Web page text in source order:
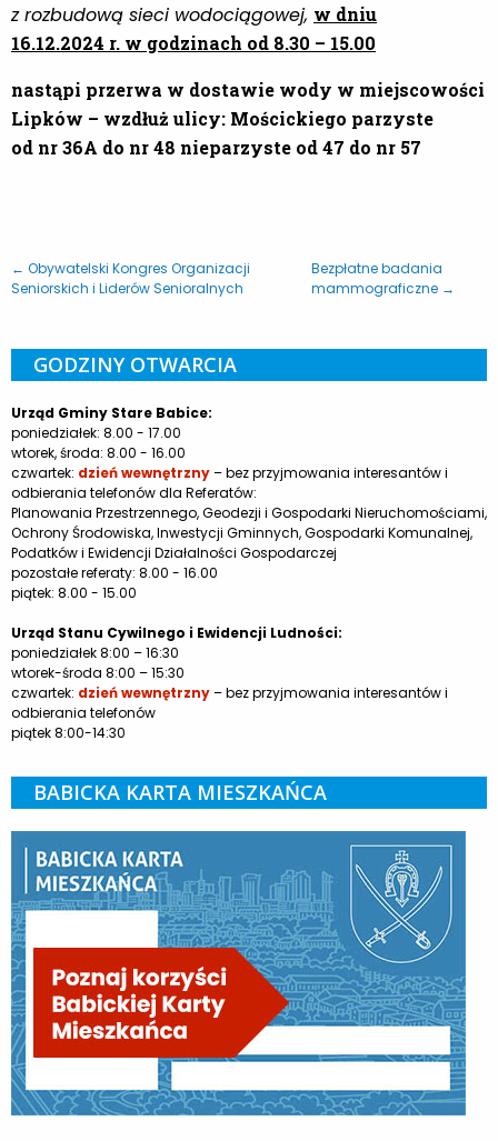
z rozbudową sieci wodociągowej, w dniu
16.12.2024 r. w godzinach od 8.30 – 15.00
nastąpi przerwa w dostawie wody w miejscowości
Lipków – wzdłuż ulicy: Mościckiego parzyste
od nr 36A do nr 48 nieparzyste od 47 do nr 57
← Obywatelski Kongres Organizacji
Seniorskich i Liderów Senioralnych
Bezpłatne badania
mammograficzne →
GODZINY OTWARCIA
Urząd Gminy Stare Babice:
poniedziałek: 8.00 - 17.00
wtorek, środa: 8.00 - 16.00
czwartek: dzień wewnętrzny– bez przyjmowania interesantów i
odbierania telefonów dla Referatów:
Planowania Przestrzennego, Geodezji i Gospodarki Nieruchomościami,
Ochrony Środowiska, Inwestycji Gminnych, Gospodarki Komunalnej,
Podatków i Ewidencji Działalności Gospodarczej
pozostałe referaty: 8.00 - 16.00
piątek: 8.00 - 15.00
Urząd Stanu Cywilnego i Ewidencji Ludności:
poniedziałek 8:00 – 16:30
wtorek-środa 8:00 – 15:30
czwartek: dzień wewnętrzny– bez przyjmowania interesantów i
odbierania telefonów
piątek 8:00-14:30
BABICKA KARTA MIESZKAŃCA